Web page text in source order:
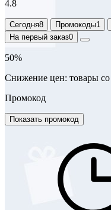
4.8
Сегодня8 Промокоды1
На первый заказ0
50%
Снижение цен: товары со
Промокод
Показать промокод